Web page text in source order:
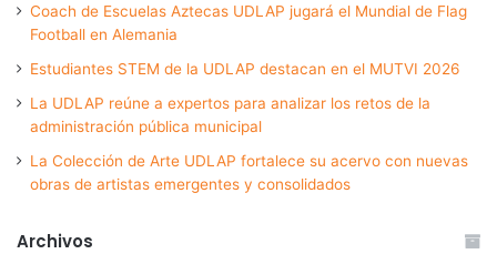
Coach de Escuelas Aztecas UDLAP jugará el Mundial de Flag
Football en Alemania
Estudiantes STEM de la UDLAP destacan en el MUTVI 2026
La UDLAP reúne a expertos para analizar los retos de la
administración pública municipal
La Colección de Arte UDLAP fortalece su acervo con nuevas
obras de artistas emergentes y consolidados
Archivos